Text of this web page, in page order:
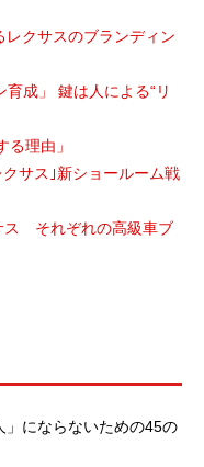
レクサスのブランディン
成」 鍵は人による“リ
理由」
サス｣新ショールーム戦
ス それぞれの高級車ブ
にならないための45の